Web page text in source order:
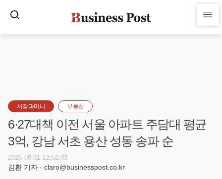
시장과머니 부동산
6·27대책 이전 서울 아파트 주담대 평균
3억, 강남 서초 용산 성동 송파 순
2025-08-31 12:52:03
김환 기자 - claro@businesspost.co.kr